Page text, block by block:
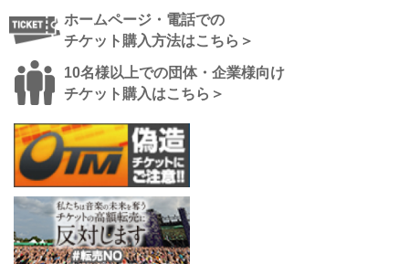
ホームページ・電話での
チケット購入方法はこちら＞
10名様以上での団体・企業様向け
チケット購入はこちら＞